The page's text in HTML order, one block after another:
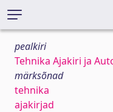
pealkiri
Tehnika Ajakiri ja
märksõnad
tehnika
ajakirjad